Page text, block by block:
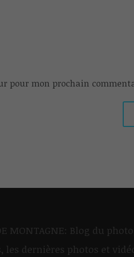
pour mon prochain
DE MONTAGNE: Blog du
les dernières photos et